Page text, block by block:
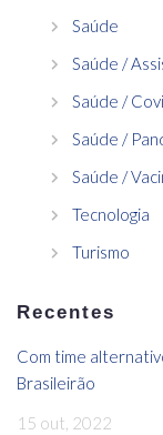
Saúde
Saúde /
Saúde /
Saúde /
Saúde /
Tecnologia
Turismo
Recentes
Com time
Brasileirão
15 out, 2022